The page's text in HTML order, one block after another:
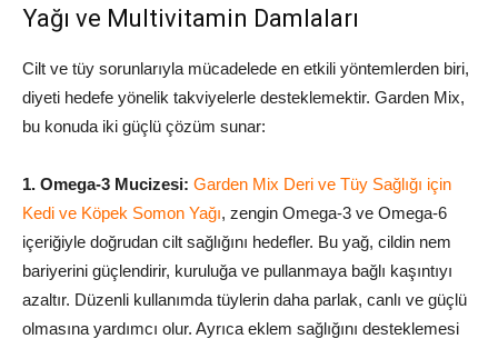
Yağı ve Multivitamin Damlaları
Cilt ve tüy sorunlarıyla mücadelede en etkili yöntemlerden biri,
diyeti hedefe yönelik takviyelerle desteklemektir. Garden Mix,
bu konuda iki güçlü çözüm sunar:
1. Omega-3 Mucizesi: Garden Mix Deri ve Tüy Sağlığı için
Kedi ve Köpek Somon Yağı, zengin Omega-3 ve Omega-6
içeriğiyle doğrudan cilt sağlığını hedefler. Bu yağ, cildin nem
bariyerini güçlendirir, kuruluğa ve pullanmaya bağlı kaşıntıyı
azaltır. Düzenli kullanımda tüylerin daha parlak, canlı ve güçlü
olmasına yardımcı olur. Ayrıca eklem sağlığını desteklemesi